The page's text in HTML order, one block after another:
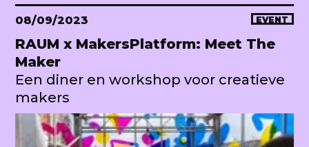
08/09/2023 EVENT
RAUM x MakersPlatform: Meet The
Maker
Een diner en workshop voor creatieve
makers